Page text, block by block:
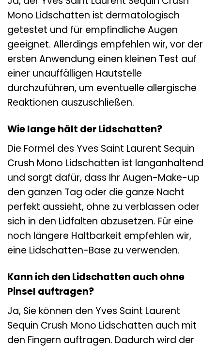
Mono Lidschatten ist dermatologisch
getestet und für empfindliche Augen
geeignet. Allerdings empfehlen wir, vor der
ersten Anwendung einen kleinen Test auf
einer unauffälligen Hautstelle
durchzuführen, um eventuelle allergische
Reaktionen auszuschließen.
Wie lange hält der Lidschatten?
Die Formel des Yves Saint Laurent Sequin
Crush Mono Lidschatten ist langanhaltend
und sorgt dafür, dass Ihr Augen-Make-up
den ganzen Tag oder die ganze Nacht
perfekt aussieht, ohne zu verblassen oder
sich in den Lidfalten abzusetzen. Für eine
noch längere Haltbarkeit empfehlen wir,
eine Lidschatten-Base zu verwenden.
Kann ich den Lidschatten auch ohne
Pinsel auftragen?
Ja, Sie können den Yves Saint Laurent
Sequin Crush Mono Lidschatten auch mit
den Fingern auftragen. Dadurch wird der